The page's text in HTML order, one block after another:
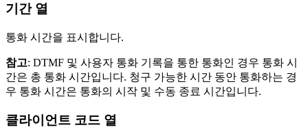
기간 열
통화 시간을 표시합니다.
참고: DTMF 및 사용자 통화 기록을 통한 통화인 경우 통화 시
간은 총 통화 시간입니다. 청구 가능한 시간 동안 통화하는 경
우 통화 시간은 통화의 시작 및 수동 종료 시간입니다.
클라이언트 코드 열